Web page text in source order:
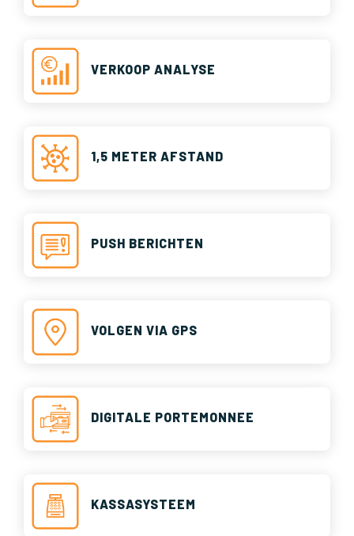
VERKOOP ANALYSE
1,5 METER AFSTAND
PUSH BERICHTEN
VOLGEN VIA GPS
DIGITALE PORTEMONNEE
KASSASYSTEEM